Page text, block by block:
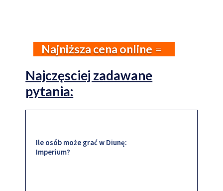
Najniższa cena online
Najczęsciej zadawane
pytania:
Ile osób może grać w Diunę:
Imperium?